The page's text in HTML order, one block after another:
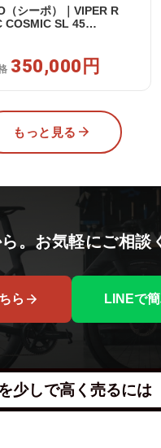
（シーポ）｜VIPER R
COSMIC SL 45
円
350,000円
もっと見る
。お気軽にご相談
ら LINEで
少しで高く売るには